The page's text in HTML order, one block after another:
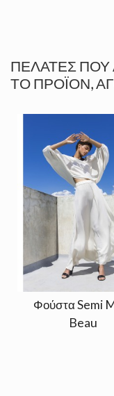
ΠΕΛΆΤΕΣ
ΤΟ ΠΡΟΪΌΝ,
Φούστα Semi
Beau